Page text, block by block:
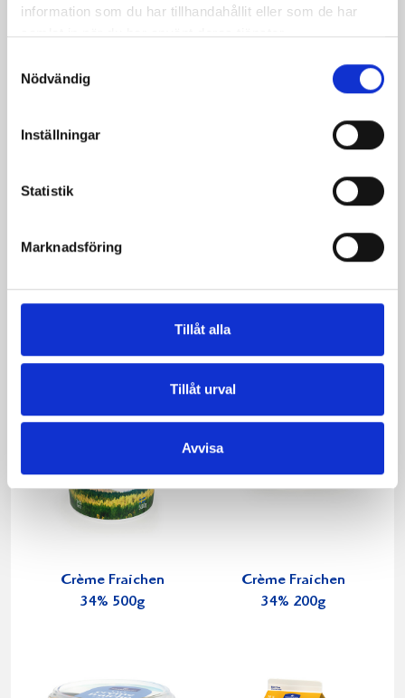
information som du har tillhandahållit eller som de har
samlat in när du har använt deras tjänster.
Nödvändig
Inställningar
Statistik
Marknadsföring
Tillåt alla
Tillåt urval
Avvisa
Päronfil 2,7%
Skogsbärsfil 2,7%
Crème Fraichen
34% 500g
Crème Fraichen
34% 200g